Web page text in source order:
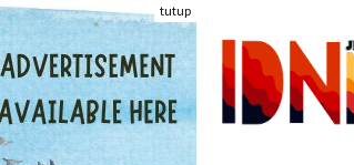
Loncat
ke
konten
tutup